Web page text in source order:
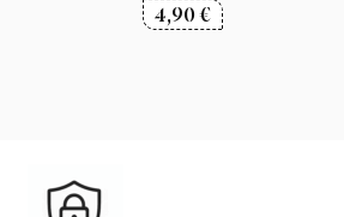
4,90€